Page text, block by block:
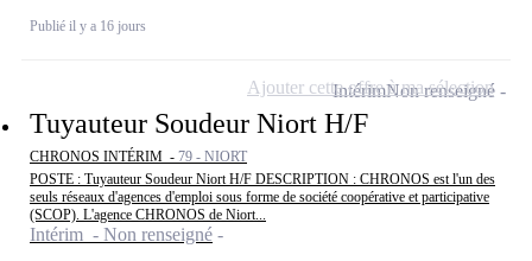
Publié il y a 16 jours
Tuyauteur Soudeur Niort H/F
CHRONOS INTÉRIM - 79 - NIORT
POSTE : Tuyauteur Soudeur Niort H/F DESCRIPTION : CHRONOS est l'un des
seuls réseaux d'agences d'emploi sous forme de société coopérative et participative
(SCOP). L'agence CHRONOS de Niort...
Intérim - Non renseigné
IntérimNon renseigné
Ajouter cette offre à ma sélection